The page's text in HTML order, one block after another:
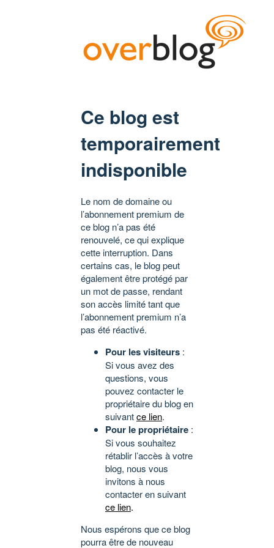
Ce blog est
temporairement
indisponible
Le nom de domaine ou
l’abonnement premium de
ce blog n’a pas été
renouvelé, ce qui explique
cette interruption. Dans
certains cas, le blog peut
également être protégé par
un mot de passe, rendant
son accès limité tant que
l’abonnement premium n’a
pas été réactivé.
Pour les visiteurs :
Si vous avez des
questions, vous
pouvez contacter le
propriétaire du blog en
suivantce lien.
Pour le propriétaire :
Si vous souhaitez
rétablir l’accès à votre
blog, nous vous
invitons à nous
contacter en suivant
ce lien.
Nous espérons que ce blog
pourra être de nouveau